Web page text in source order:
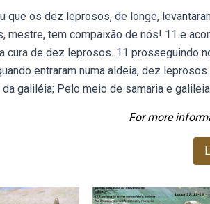
que os dez leprosos, de longe,
mestre, tem compaixão de nós! 11 e
cura de dez leprosos. 11 prosseguindo
entraram numa aldeia, dez
galiléia; Pelo meio de samaria e
For more